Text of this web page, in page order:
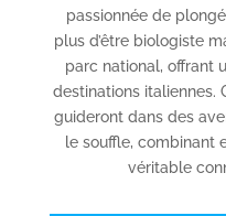
passionnée de
plus d’être biologiste
parc national, offrant
destinations italiennes.
guideront dans des
le souffle, combinant
véritable